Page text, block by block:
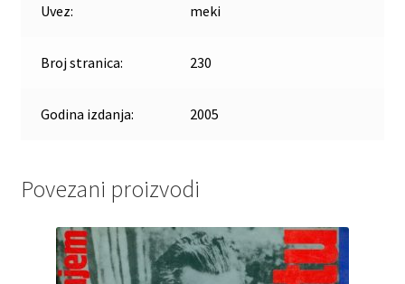
Uvez: meki
Broj stranica: 230
Godina izdanja: 2005
Povezani proizvodi